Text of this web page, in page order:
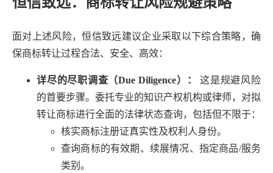
面对上述风险，恒信致远建议企业采取以下综合策略，确
保商标转让过程合法、安全、高效：
详尽的尽职调查（Due Diligence）：
这是规避风险
的首要步骤。委托专业的知识产权机构或律师，对拟
转让商标进行全面的法律状态查询，包括但不限于：
核实商标注册证真实性及权利人身份。
查询商标的有效期、续展情况、指定商品/服务
类别。